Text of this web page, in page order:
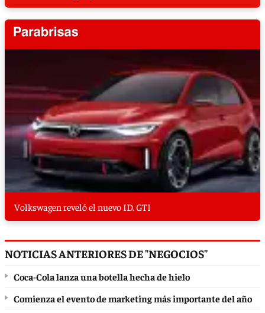
Volkswagen reveló el nuevo ID. GTI
NOTICIAS ANTERIORES DE "NEGOCIOS"
Coca-Cola lanza una botella hecha de hielo
Comienza el evento de marketing más importante del año